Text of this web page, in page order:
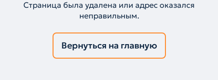
Страница была удалена или адрес оказался
неправильным.
Вернуться на главную